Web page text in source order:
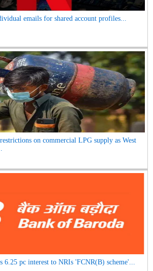
emails for shared account profiles...
on commercial LPG supply as West
6.25 pc interest to NRIs 'FCNR(B) scheme'...